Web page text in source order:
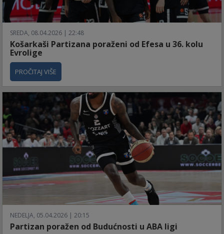
SREDA, 08.04.2026 | 22:48
Košarkaši Partizana poraženi od Efesa u 36. kolu
Evrolige
PROČITAJ VIŠE
NEDELJA, 05.04.2026 | 20:15
Partizan poražen od Budućnosti u ABA ligi